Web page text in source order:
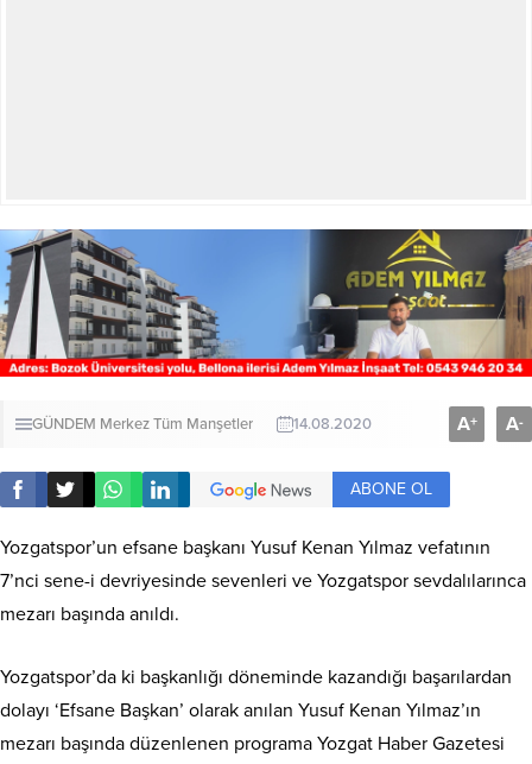
GÜNDEM MerkezTüm Manşetler 14.08.2020 A+ A-
ABONE OL
Yozgatspor’un efsane başkanı Yusuf Kenan Yılmaz vefatının
7’nci sene-i devriyesinde sevenleri ve Yozgatspor sevdalılarınca
mezarı başında anıldı.
Yozgatspor’da ki başkanlığı döneminde kazandığı başarılardan
dolayı ‘Efsane Başkan’ olarak anılan Yusuf Kenan Yılmaz’ın
mezarı başında düzenlenen programa Yozgat Haber Gazetesi